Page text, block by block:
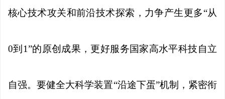
核心技术攻关和前沿技术探索，力争产生更多“从
0到1”的原创成果，更好服务国家高水平科技自立
自强。要健全大科学装置“沿途下蛋”机制，紧密衔